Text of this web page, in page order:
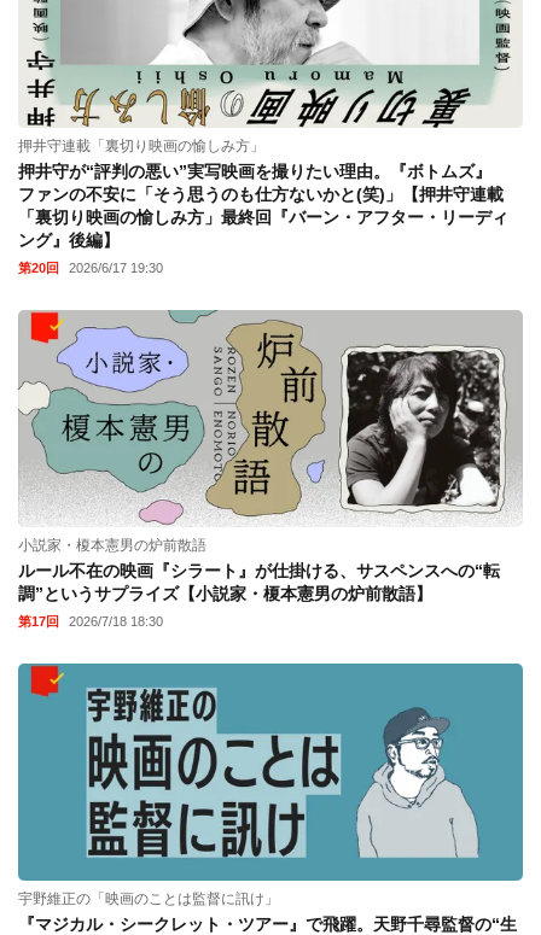
押井守連載「裏切り映画の愉しみ方」
押井守が“評判の悪い”実写映画を撮りたい理由。『ボトムズ』
ファンの不安に「そう思うのも仕方ないかと(笑)」【押井守連載
「裏切り映画の愉しみ方」最終回『バーン・アフター・リーディ
ング』後編】
第20回 2026/6/17 19:30
小説家・榎本憲男の炉前散語
ルール不在の映画『シラート』が仕掛ける、サスペンスへの“転
調”というサプライズ【小説家・榎本憲男の炉前散語】
第17回 2026/7/18 18:30
宇野維正の「映画のことは監督に訊け」
『マジカル・シークレット・ツアー』で飛躍。天野千尋監督の“生